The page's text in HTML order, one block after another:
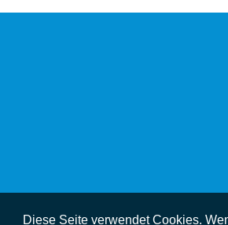
Diese Seite verwendet Cookies.